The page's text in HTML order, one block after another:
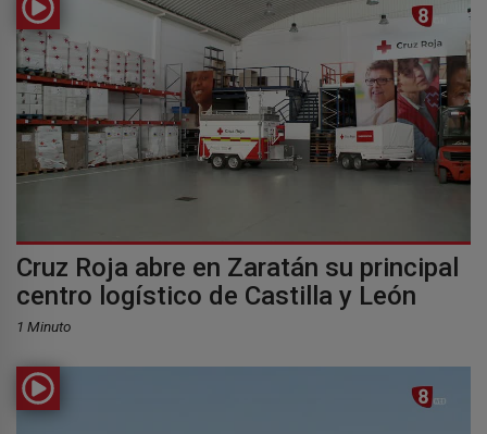
Cruz Roja abre en Zaratán su principal
centro logístico de Castilla y León
1 Minuto